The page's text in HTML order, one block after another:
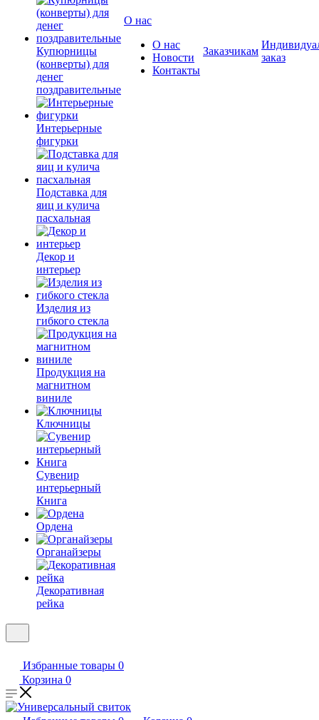
Купюрницы
(конверты) для
денег
поздравительные
Интерьерные
фигурки
Подставка для
яиц и кулича
пасхальная
Декор и
интерьер
Изделия из
гибкого стекла
Продукция на
магнитном
виниле
Ключницы
Сувенир
интерьерный
Книга
Ордена
Органайзеры
Декоративная
рейка
О нас
О нас
Новости
Контакты
Заказчикам
заказ
Избранные товары 0
Корзина 0